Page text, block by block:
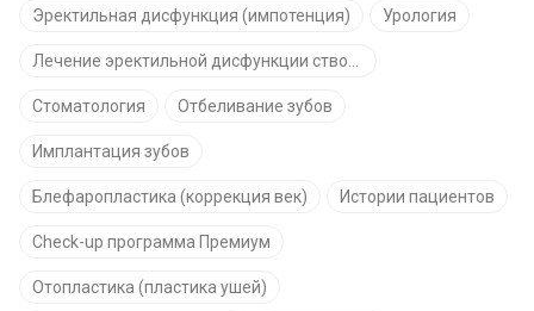
Эректильная дисфункция (импотенция) Урология
Стоматология Отбеливание зубов
Имплантация зубов
Блефаропластика (коррекция век) Истории пациентов
Check-up программа Премиум
Отопластика (пластика ушей)